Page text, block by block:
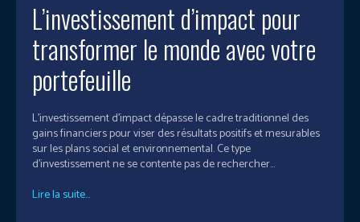
L’investissement d’impact pour
transformer le monde avec votre
portefeuille
L'investissement d'impact dépasse le cadre traditionnel des
gains financiers pour viser des résultats positifs et mesurables
sur les plans social et environnemental. Ce type
d'investissement ne se contente pas de rechercher...
Lire la suite...